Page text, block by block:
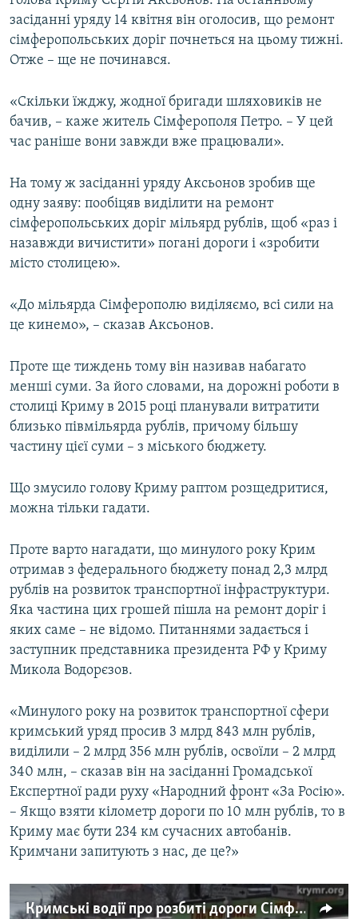
засіданні уряду 14 квітня він оголосив, що ремонт
сімферопольських доріг почнеться на цьому тижні.
Отже – ще не починався.
«Скільки їжджу, жодної бригади шляховиків не
бачив, – каже житель Сімферополя Петро. – У цей
час раніше вони завжди вже працювали».
На тому ж засіданні уряду Аксьонов зробив ще
одну заяву: пообіцяв виділити на ремонт
сімферопольських доріг мільярд рублів, щоб «раз і
назавжди вичистити» погані дороги і «зробити
місто столицею».
«До мільярда Сімферополю виділяємо, всі сили на
це кинемо», – сказав Аксьонов.
Проте ще тиждень тому він називав набагато
менші суми. За його словами, на дорожні роботи в
столиці Криму в 2015 році планували витратити
близько півмільярда рублів, причому більшу
частину цієї суми – з міського бюджету.
Що змусило голову Криму раптом розщедритися,
можна тільки гадати.
Проте варто нагадати, що минулого року Крим
отримав з федерального бюджету понад 2,3 млрд
рублів на розвиток транспортної інфраструктури.
Яка частина цих грошей пішла на ремонт доріг і
яких саме – не відомо. Питаннями задається і
заступник представника президента РФ у Криму
Микола Водорєзов.
«Минулого року на розвиток транспортної сфери
кримський уряд просив 3 млрд 843 млн рублів,
виділили – 2 млрд 356 млн рублів, освоїли – 2 млрд
340 млн, – сказав він на засіданні Громадської
Експертної ради руху «Народний фронт «За Росію».
– Якщо взяти кілометр дороги по 10 млн рублів, то в
Криму має бути 234 км сучасних автобанів.
Кримчани запитують з нас, де це?»
Кримські водії про розбиті дороги Сімферополя